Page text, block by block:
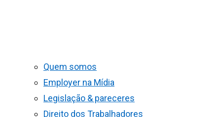
Quem somos
Employer na Mídia
Legislação & pareceres
Direito dos Trabalhadores